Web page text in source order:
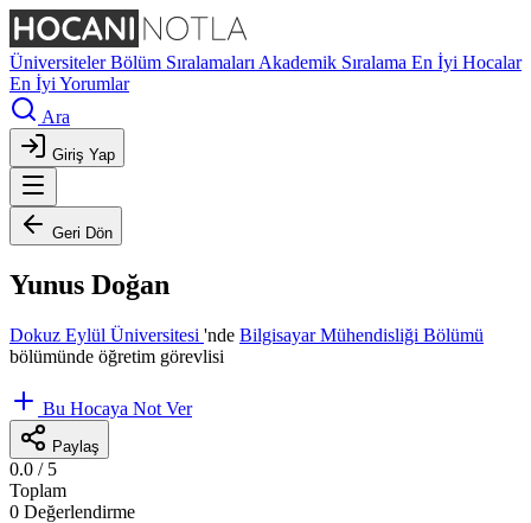
ÜniversitelerBölüm Sıralamaları Akademik Sıralama En İyi Hocalar
En İyi Yorumlar
Ara
Giriş Yap
Geri Dön
Yunus Doğan
Dokuz Eylül Üniversitesi 'nde Bilgisayar Mühendisliği Bölümü
bölümünde öğretim görevlisi
Bu Hocaya Not Ver
Paylaş
0.0 / 5
Toplam
0 Değerlendirme